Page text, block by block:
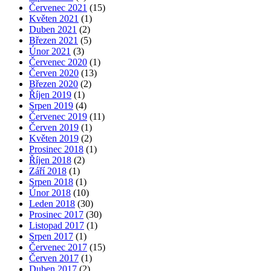
Červenec 2021 (15)
Květen 2021 (1)
Duben 2021 (2)
Březen 2021 (5)
Únor 2021 (3)
Červenec 2020 (1)
Červen 2020 (13)
Březen 2020 (2)
Říjen 2019 (1)
Srpen 2019 (4)
Červenec 2019 (11)
Červen 2019 (1)
Květen 2019 (2)
Prosinec 2018 (1)
Říjen 2018 (2)
Září 2018 (1)
Srpen 2018 (1)
Únor 2018 (10)
Leden 2018 (30)
Prosinec 2017 (30)
Listopad 2017 (1)
Srpen 2017 (1)
Červenec 2017 (15)
Červen 2017 (1)
Duben 2017 (2)